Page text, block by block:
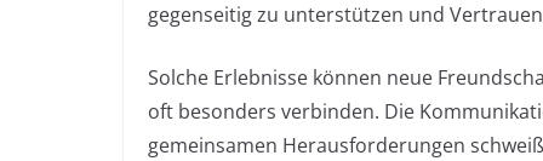
gegenseitig zu unterstützen und
Solche Erlebnisse können neue
oft besonders verbinden. Die
gemeinsamen Herausforderungen